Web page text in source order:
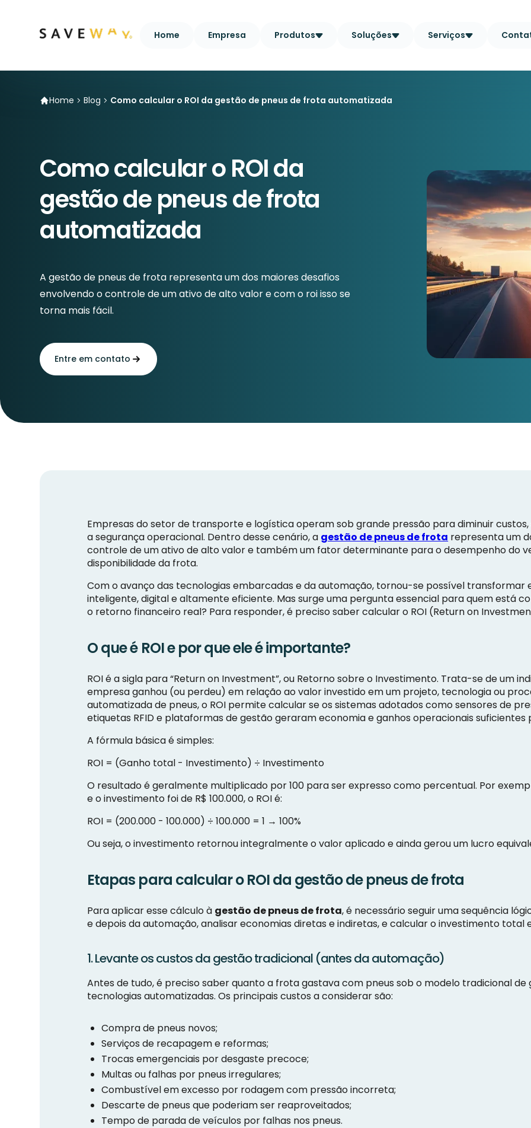
Home Empresa Produtos Soluções Serviços
Home Blog Como calcular o ROI da gestão de pneus de frota automatizada
Como calcular o ROI da
gestão de pneus de frota
automatizada
A gestão de pneus de frota representa um dos maiores desafios
envolvendo o controle de um ativo de alto valor e com o roi isso se
torna mais fácil.
Entre em contato
Empresas do setor de transporte e logística operam sob grande pressão para diminuir
a segurança operacional. Dentro desse cenário, a gestão de pneus de frota representa um
controle de um ativo de alto valor e também um fator determinante para o desempenho do
disponibilidade da frota.
Com o avanço das tecnologias embarcadas e da automação, tornou-se possível transformar
inteligente, digital e altamente eficiente. Mas surge uma pergunta essencial para quem está
o retorno financeiro real? Para responder, é preciso saber calcular o ROI (Return on
O que é ROI e por que ele é importante?
ROI é a sigla para “Return on Investment”, ou Retorno sobre o Investimento. Trata-se de um
empresa ganhou (ou perdeu) em relação ao valor investido em um projeto, tecnologia ou
automatizada de pneus, o ROI permite calcular se os sistemas adotados como sensores de
etiquetas RFID e plataformas de gestão geraram economia e ganhos operacionais
A fórmula básica é simples:
ROI = (Ganho total - Investimento) ÷ Investimento
O resultado é geralmente multiplicado por 100 para ser expresso como percentual. Por
e o investimento foi de R$ 100.000, o ROI é:
ROI = (200.000 - 100.000) ÷ 100.000 = 1 → 100%
Ou seja, o investimento retornou integralmente o valor aplicado e ainda gerou um lucro
Etapas para calcular o ROI da gestão de pneus de frota
Para aplicar esse cálculo à gestão de pneus de frota, é necessário seguir uma sequência
e depois da automação, analisar economias diretas e indiretas, e calcular o investimento total
1. Levante os custos da gestão tradicional (antes da automação)
Antes de tudo, é preciso saber quanto a frota gastava com pneus sob o modelo tradicional de
tecnologias automatizadas. Os principais custos a considerar são:
Compra de pneus novos;
Serviços de recapagem e reformas;
Trocas emergenciais por desgaste precoce;
Multas ou falhas por pneus irregulares;
Combustível em excesso por rodagem com pressão incorreta;
Descarte de pneus que poderiam ser reaproveitados;
Tempo de parada de veículos por falhas nos pneus.